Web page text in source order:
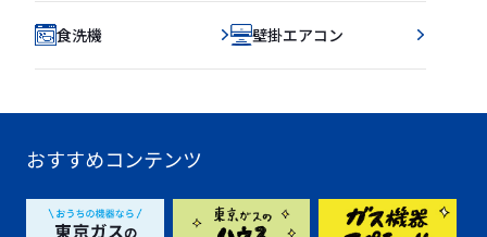
食洗機 壁掛エアコン
おすすめコンテンツ